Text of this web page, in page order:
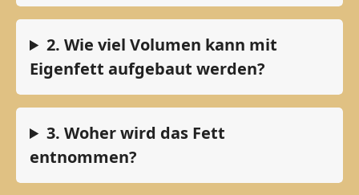
2. Wie viel Volumen kann mit
Eigenfett aufgebaut werden?
3. Woher wird das Fett
entnommen?